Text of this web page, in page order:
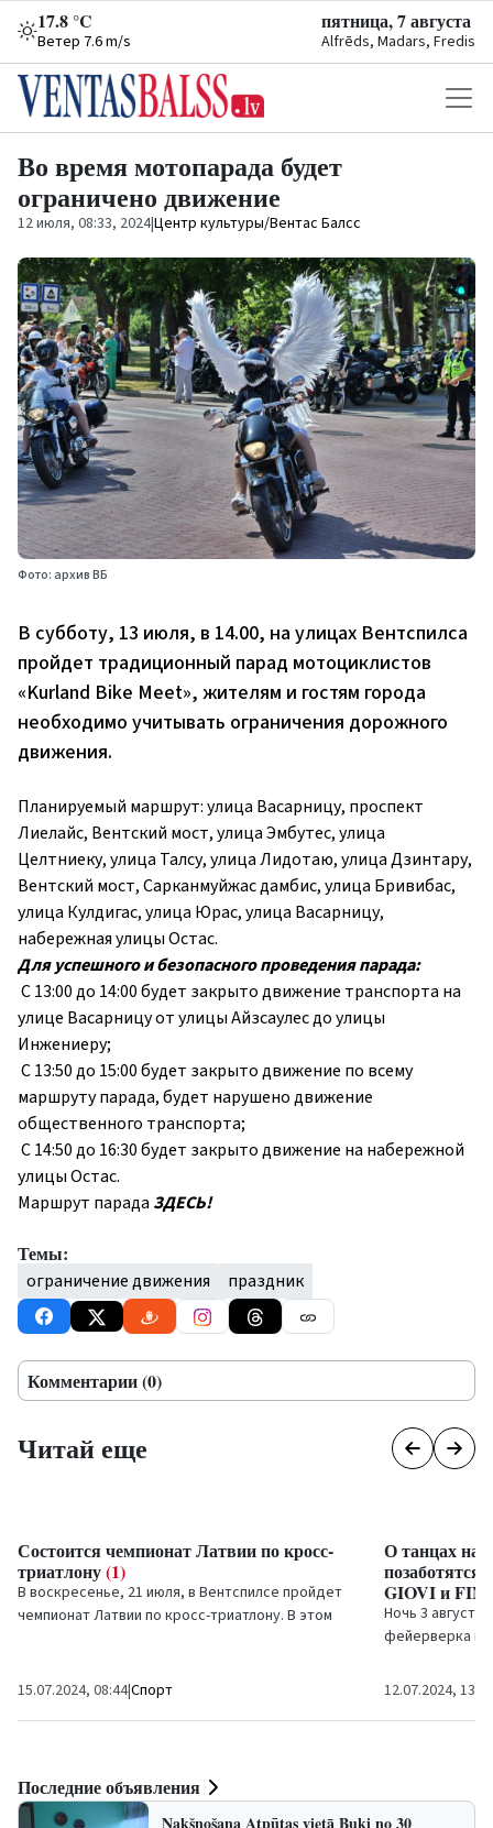
17.8 °C
Ветер 7.6 m/s
пятница, 7 августа
Alfrēds, Madars, Fredis
Во время мотопарада будет
ограничено движение
12 июля, 08:33, 2024|Центр культуры/Вентас Балсс
Фото: архив ВБ
В субботу, 13 июля, в 14.00, на улицах Вентспилса
пройдет традиционный парад мотоциклистов
«Kurland Bike Meet», жителям и гостям города
необходимо учитывать ограничения дорожного
движения.
Планируемый маршрут: улица Васарницу, проспект
Лиелайс, Вентский мост, улица Эмбутес, улица
Целтниеку, улица Талсу, улица Лидотаю, улица Дзинтару,
Вентский мост, Сарканмуйжас дамбис, улица Бривибас,
улица Кулдигас, улица Юрас, улица Васарницу,
набережная улицы Остас.
Для успешного и безопасного проведения парада:
С 13:00 до 14:00 будет закрыто движение транспорта на
улице Васарницу от улицы Айзсаулес до улицы
Инжениеру;
С 13:50 до 15:00 будет закрыто движение по всему
маршруту парада, будет нарушено движение
общественного транспорта;
С 14:50 до 16:30 будет закрыто движение на набережной
улицы Остас.
Маршрут парада ЗДЕСЬ!
Темы:
ограничение движения праздник
Комментарии (0)
Читай еще
Состоится чемпионат Латвии по кросс-
триатлону(1)
В воскресенье, 21 июля, в Вентспилсе пройдет
чемпионат Латвии по кросс-триатлону. В этом
15.07.2024, 08:44|Спорт
О танцах на
GIOVI и
Ночь 3
фейерверка мы
выступят...
12.07.2024, 13:34
Последние объявления
Nakšņošana Atpūtas vietā Buki no 30